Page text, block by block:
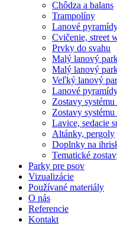
Chôdza a balans
Trampolíny
Lanové
Cvičenie, street
Prvky do svahu
Malý lanový
Malý lanový
Veľký lanový
Lanové
Zostavy systému
Zostavy
Lavice, sedacie
Altánky, pergoly
Doplnky na
Tematické
Parky pre psov
Vizualizácie
Používané materiály
O nás
Referencie
Kontakt